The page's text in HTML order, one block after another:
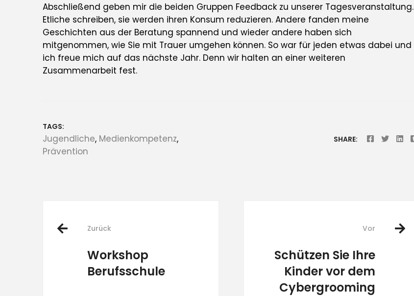
Abschließend geben mir die beiden Gruppen Feedback zu unserer Tagesveranstaltung.
Etliche schreiben, sie werden ihren Konsum reduzieren. Andere fanden meine
Geschichten aus der Beratung spannend und wieder andere haben sich
mitgenommen, wie Sie mit Trauer umgehen können. So war für jeden etwas dabei und
ich freue mich auf das nächste Jahr. Denn wir halten an einer weiteren
Zusammenarbeit fest.
TAGS:
Jugendliche, Medienkompetenz,
Prävention
SHARE:
Post
navigation
Zurück
Workshop
Berufsschule
Vor
Schützen Sie Ihre
Kinder vor dem
Cybergrooming